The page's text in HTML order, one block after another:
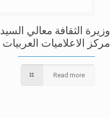
وزيرة الثقافة معالي
مركز الاعلاميات العربيات
Read more